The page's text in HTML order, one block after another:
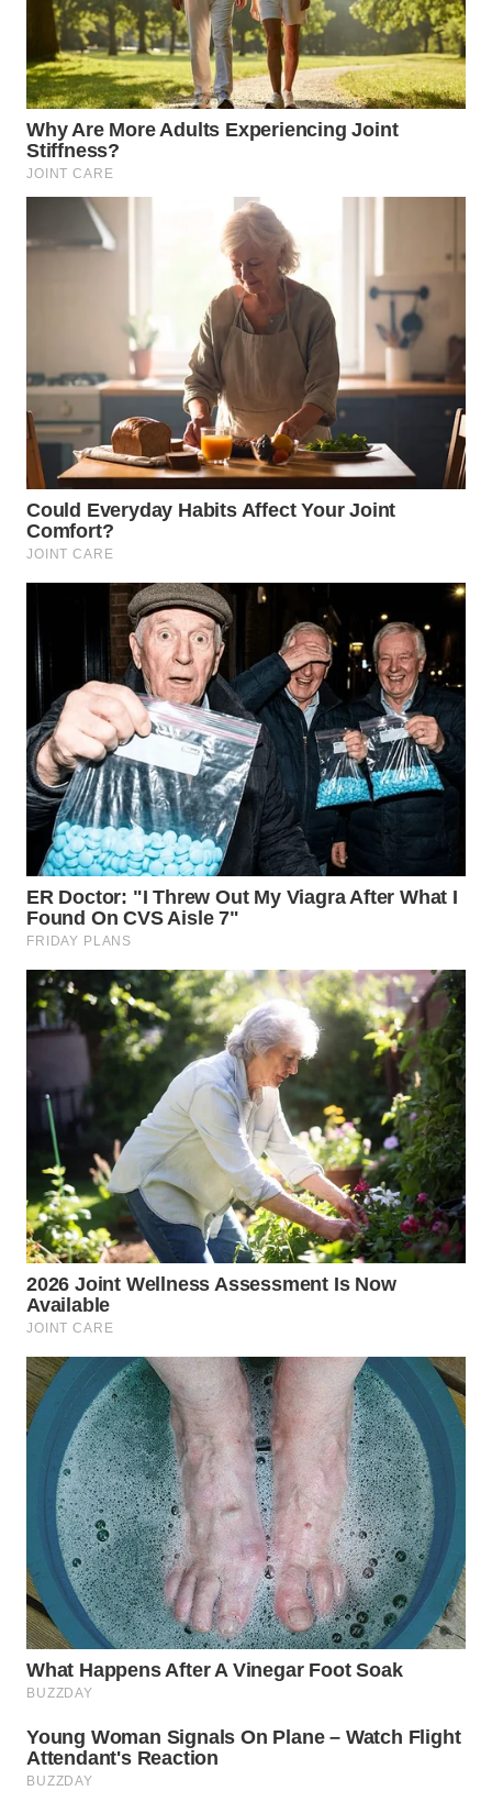
WN
TANJUNG
LESUNG
WN
KARO
WN
SIMALUNGUN
TAPANULI
TENGAH
WN DELI
SERDANG
WN
PAKPAK
WN
KARAWANG
WN
BEKASI
WN
BOGOR
WN
DEPOK
WN
TAPANULI
UTARA
WN
SAMOSIR
WN
PADANG
LAWAS
SUMEDANG
WN
CIANJUR
WN
KEPULAUAN
SERIBU
WN
TANGERANG
WN
WN